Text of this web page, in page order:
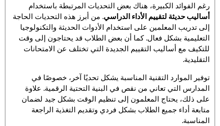
رغم الفوائد الكبيرة، هناك بعض التحديات المرتبطة باستخدام
أساليب حديثة لتقييم الأداء الدراسي. من أبرز هذه التحديات الحاجة
إلى تدريب المعلمين على استخدام الأدوات الحديثة والتكنولوجيا
التعليمية بشكل فعال. كما أن بعض الطلاب قد يحتاجون إلى وقت
للتكيف مع أساليب التقييم الجديدة التي تختلف عن الامتحانات
التقليدية.
توفير الموارد التقنية المناسبة يشكل تحديًا آخر، خصوصًا في
المدارس التي تعاني من نقص في البنية التحتية الرقمية. علاوة
على ذلك، يحتاج المعلمون إلى تنظيم الوقت بشكل جيد لضمان
متابعة أداء جميع الطلاب بشكل فردي وتقديم التغذية الراجعة
المناسبة.